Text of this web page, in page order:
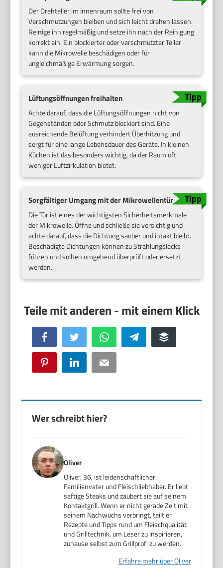
Der Drehteller im Innenraum sollte frei von
Verschmutzungen bleiben und sich leicht drehen lassen.
Reinige ihn regelmäßig und setze ihn nach der Reinigung
korrekt ein. Ein blockierter oder verschmutzter Teller
kann die Mikrowelle beschädigen oder für
ungleichmäßige Erwärmung sorgen.
Lüftungsöffnungen freihalten
Achte darauf, dass die Lüftungsöffnungen nicht von
Gegenständen oder Schmutz blockiert sind. Eine
ausreichende Belüftung verhindert Überhitzung und
sorgt für eine lange Lebensdauer des Geräts. In kleinen
Küchen ist das besonders wichtig, da der Raum oft
weniger Luftzirkulation bietet.
Sorgfältiger Umgang mit der Mikrowellentür
Die Tür ist eines der wichtigsten Sicherheitsmerkmale
der Mikrowelle. Öffne und schließe sie vorsichtig und
achte darauf, dass die Dichtung sauber und intakt bleibt.
Beschädigte Dichtungen können zu Strahlungslecks
führen und sollten umgehend überprüft oder ersetzt
werden.
Facebook Twitter WhatsApp Telegram Buffer
Pinterest LinkedIn Email
Wer schreibt hier?
Oliver
Oliver, 36, ist leidenschaftlicher
Familienvater und Fleischliebhaber. Er liebt
saftige Steaks und zaubert sie auf seinem
Kontaktgrill. Wenn er nicht gerade Zeit mit
seinem Nachwuchs verbringt, teilt er
Rezepte und Tipps rund um Fleischqualität
und Grilltechnik, um Leser zu inspirieren,
zuhause selbst zum Grillprofi zu werden.
Erfahre mehr über Oliver